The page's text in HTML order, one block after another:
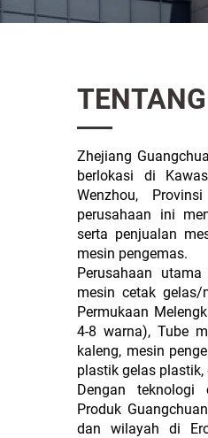
Zhejiang
berlokasi di
Wenzhou,
perusahaan ini
serta penjualan
mesin pengemas.
Perusahaan
mesin cetak gelas/
Permukaan
4-8 warna), Tube
kaleng, mesin
plastik gelas plastik,
Dengan teknologi
Produk
dan wilayah di